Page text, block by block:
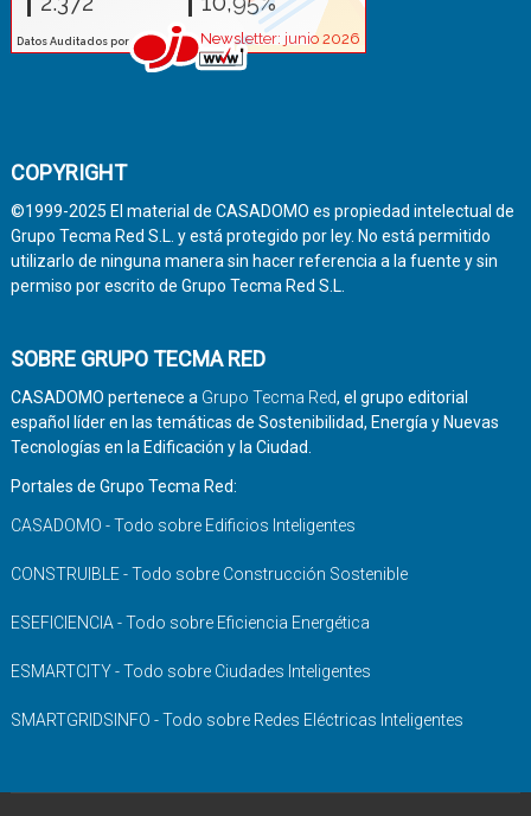
COPYRIGHT
©1999-2025 El material de CASADOMO es propiedad intelectual de
Grupo Tecma Red S.L. y está protegido por ley. No está permitido
utilizarlo de ninguna manera sin hacer referencia a la fuente y sin
permiso por escrito de Grupo Tecma Red S.L.
SOBRE GRUPO TECMA RED
CASADOMO pertenece a Grupo Tecma Red, el grupo editorial
español líder en las temáticas de Sostenibilidad, Energía y Nuevas
Tecnologías en la Edificación y la Ciudad.
Portales de Grupo Tecma Red:
CASADOMO - Todo sobre Edificios Inteligentes
CONSTRUIBLE - Todo sobre Construcción Sostenible
ESEFICIENCIA - Todo sobre Eficiencia Energética
ESMARTCITY - Todo sobre Ciudades Inteligentes
SMARTGRIDSINFO - Todo sobre Redes Eléctricas Inteligentes